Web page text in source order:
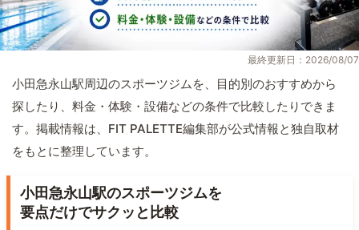
最終更新日：2026/08/07
小田急永山駅周辺のスポーツジムを、目的別のおすすめから
探したり、料金・体験・設備などの条件で比較したりできま
す。掲載情報は、FIT PALETTE編集部が公式情報と独自取材
をもとに整理しています。
小田急永山駅のスポーツジムを
要点だけでサクッと比較